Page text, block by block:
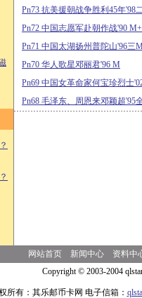
Pn73 抗美援朝战争胜利45年'98
Pn72 中国志愿军赴朝作战
Pn71 中国太湖扬州普陀山
Pn70 华人歌星邓丽君'96 M
Pn69 中国女革命家何宝珍烈
Pn68 毛泽东、周恩来邓颖超'95
网站首页 新闻中心
资料中
Copyright © 2003-2004
所有：其乐邮币卡网 电子信箱：